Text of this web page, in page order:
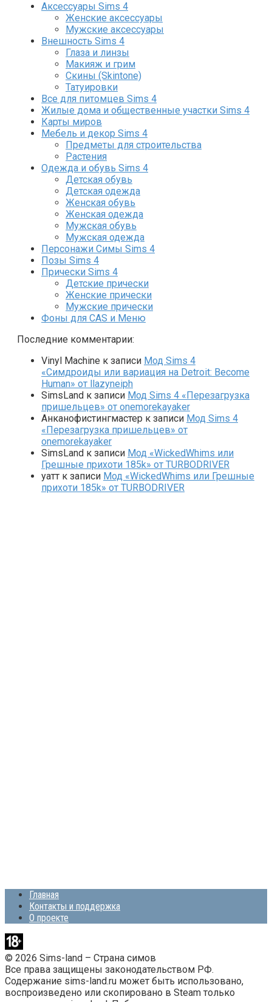
Аксессуары Sims 4
Женские аксессуары
Мужские аксессуары
Внешность Sims 4
Глаза и линзы
Макияж и грим
Скины (Skintone)
Татуировки
Все для питомцев Sims 4
Жилые дома и общественные участки Sims 4
Карты миров
Мебель и декор Sims 4
Предметы для строительства
Растения
Одежда и обувь Sims 4
Детская обувь
Детская одежда
Женская обувь
Женская одежда
Мужская обувь
Мужская одежда
Персонажи Симы Sims 4
Позы Sims 4
Прически Sims 4
Детские прически
Женские прически
Мужские прически
Фоны для CAS и Меню
Последние комментарии:
Vinyl Machine к записи Мод Sims 4
«Симдроиды или вариация на Detroit: Become
Human» от llazyneiph
SimsLand к записи Мод Sims 4 «Перезагрузка
пришельцев» от onemorekayaker
Анканофистингмастер к записи Мод Sims 4
«Перезагрузка пришельцев» от
onemorekayaker
SimsLand к записи Мод «WickedWhims или
Грешные прихоти 185k» от TURBODRIVER
yaтт к записи Мод «WickedWhims или Грешные
прихоти 185k» от TURBODRIVER
Главная
Контакты и поддержка
О проекте
© 2026 Sims-land – Страна симов
Все права защищены законодательством РФ.
Содержание sims-land.ru может быть использовано,
воспроизведено или скопировано в Steam только